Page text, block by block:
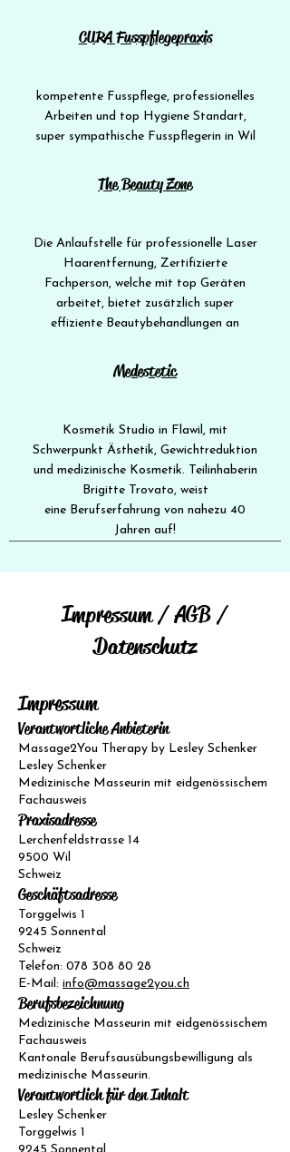
CURA Fusspflegepraxis
kompetente Fusspflege, professionelles
Arbeiten und top Hygiene Standart,
super sympathische Fusspflegerin in Wil
The Beauty Zone
Die Anlaufstelle für professionelle Laser
Haarentfernung, Zertifizierte
Fachperson, welche mit top Geräten
arbeitet, bietet zusätzlich super
effiziente Beautybehandlungen an
Medestetic
Kosmetik Studio in Flawil, mit
Schwerpunkt Ästhetik, Gewichtreduktion
und medizinische Kosmetik. Teilinhaberin
Brigitte Trovato, weist
eine Berufserfahrung von nahezu 40
Jahren auf!
Impressum / AGB /
Datenschutz
Impressum
Verantwortliche Anbieterin
Massage2You Therapy by Lesley Schenker
Lesley Schenker
Medizinische Masseurin mit eidgenössischem
Fachausweis
Praxisadresse
Lerchenfeldstrasse 14
9500 Wil
Schweiz
Geschäftsadresse
Torggelwis 1
9245 Sonnental
Schweiz
Telefon: 078 308 80 28
E-Mail: info@massage2you.ch
Berufsbezeichnung
Medizinische Masseurin mit eidgenössischem
Fachausweis
Kantonale Berufsausübungsbewilligung als
medizinische Masseurin.
Verantwortlich für den Inhalt
Lesley Schenker
Torggelwis 1